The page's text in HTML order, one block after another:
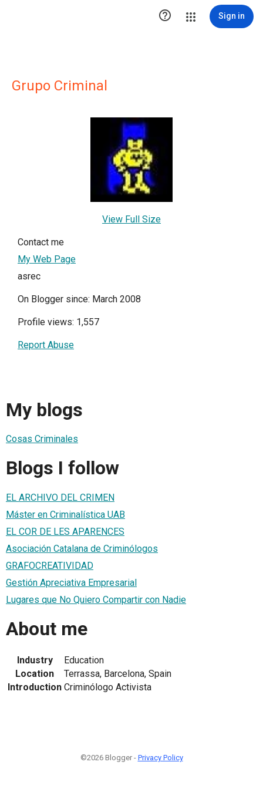
 Sign in
Grupo Criminal
View Full Size
Contact me
My Web Page
asrec
On Blogger since: March 2008
Profile views: 1,557
Report Abuse
My blogs
Cosas Criminales
Blogs I follow
EL ARCHIVO DEL CRIMEN
Máster en Criminalística UAB
EL COR DE LES APARENCES
Asociación Catalana de Criminólogos
GRAFOCREATIVIDAD
Gestión Apreciativa Empresarial
Lugares que No Quiero Compartir con Nadie
About me
Industry
Education
Location
Terrassa, Barcelona, Spain
Introduction Criminólogo Activista
©2026 Blogger - Privacy Policy